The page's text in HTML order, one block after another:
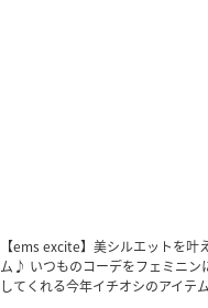
【ems excite】美シルエットを叶
ム♪ いつものコーデをフェミニン
してくれる今年イチオシのアイテ